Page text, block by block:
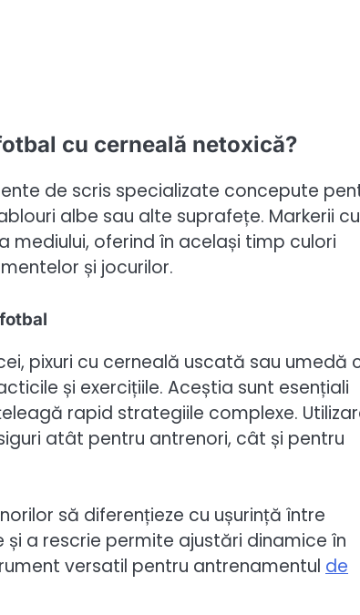
cu cerneală netoxică?
de scris specializate concepute
albe sau alte suprafețe. Markerii cu
mediului, oferind în același timp culori
și jocurilor.
pixuri cu cerneală uscată sau umedă
și exercițiile. Aceștia sunt esențiali
rapid strategiile complexe.
atât pentru antrenori, cât și pentru
să diferențieze cu ușurință între
a rescrie permite ajustări dinamice în
versatil pentru antrenamentul de